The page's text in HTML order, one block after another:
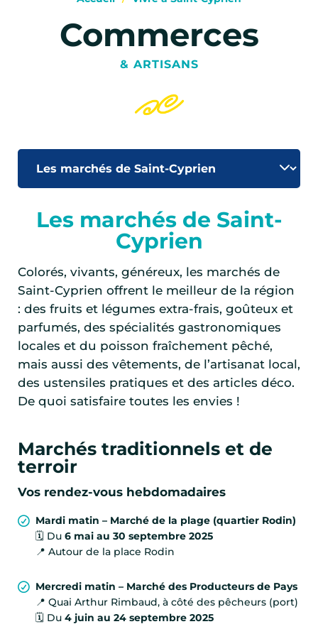
Commerces
& ARTISANS
Les marchés de Saint-
Cyprien
Colorés, vivants, généreux, les marchés de
Saint-Cyprien offrent le meilleur de la région
: des fruits et légumes extra-frais, goûteux et
parfumés, des spécialités gastronomiques
locales et du poisson fraîchement pêché,
mais aussi des vêtements, de l’artisanat local,
des ustensiles pratiques et des articles déco.
De quoi satisfaire toutes les envies !
Marchés traditionnels et de
terroir
Vos rendez-vous hebdomadaires
Mardi matin – Marché de la plage (quartier Rodin)
🗓️ Du 6 mai au 30 septembre 2025
📍 Autour de la place Rodin
Mercredi matin – Marché des Producteurs de Pays
📍 Quai Arthur Rimbaud, à côté des pêcheurs (port)
🗓️ Du 4 juin au 24 septembre 2025